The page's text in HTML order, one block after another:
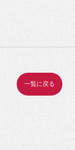
一覧に戻る